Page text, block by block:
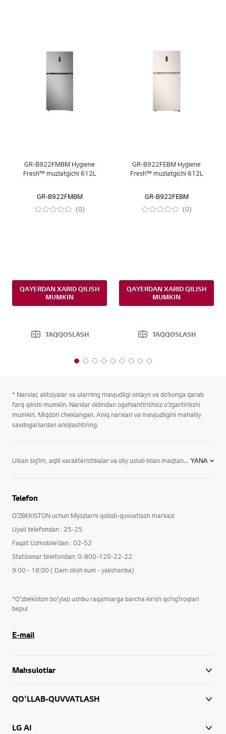
GR-B922FMBM Hygiene
Fresh™ muzlatgichi 612L
GR-B922FMBM
(0)
QAYERDAN XARID QILISH
MUMKIN
TAQQOSLASH
GR-B922FEBM Hygiene
Fresh™ muzlatgichi 612L
GR-B922FEBM
(0)
QAYERDAN XARID QILISH
MUMKIN
TAQQOSLASH
1
9
2
9
3
9
4
9
5
9
6
9
7
9
8
9
9
9
* Narxlar, aktsiyalar va ularning mavjudligi onlayn va doʻkonga qarab
farq qilishi mumkin. Narxlar oldindan ogohlantirishsiz oʻzgartirilishi
mumkin. Miqdori cheklangan. Aniq narxlari va mavjudligini mahalliy
savdogarlardan aniqlashtiring.
Ulkan sigʻim, aqlli xarakteristikalar va oliy uslub bilan maqtana oladigan LG muzlatkichlari eng yangi innovatsion texnologiyalar bilan jihozlangan va turli uslublarda ishlangan, jumladan: Fransuzcha eshikli muzlatkichlar mahsulotlarni sof saqlashning soʻnggi yutuqlari bilan katta sigʻimni uygʻunlashtirgan. LG da har qanday oshxona uchun mos boʻlgan uslub va hajm bor. Side-by-Side muzlatkichlari: Eng mashhur muzlatkichlarimizdan biri boʻlib, LG ning eng yangi sovitish va mahsulotlarni saqlash texnologiyalari bilan jihozlangan, hamda qulayligi va dizayni bilan har qanday oshxonani bezaydi. Qoʻshimchasiga, siz jami mahsulot zaxirangizni bir onda koʻrib turasiz. Muzlatish kamerasi tepada joylashgan muzlatgichlar: Boshidan oyogʻigacha mahsulotlarni saqlaydigan juda koʻp xususiyatlar va zamonaviy ish uslublari bilan maqtana oladi! Siz saqlash uchun keng joyga va qulaylikka ega boʻlasiz, bunga qoʻshimcha tarzda, nafis dizayn oshxonangiz koʻrinishini yanada ochadi. Muzlatish kamerasi pastda joylashgan muzlatgichlar: Ushbu yoʻnalishda muzlatkich nigohingiz darajasida, yaʼni qayerga qarash qulay boʻlsa, oʻsha yerda boʻladi. Door-in-Door® muzlatkichlari: LG ning innovatsiyalari sevimli mahsulotlaringizni bir onda olish imkonini beradi va muzlatkichdagi sovuq havo yoʻqolishini 47% ga kamaytiradi. Eshikda eshik tufayli siz oʻzingiz uchun zarur ichimliklar yoki gazaklarni juda oson va tez olishingiz mumkin. LG da sizning uyingiz va hayotingiz uchun mukammal muzlatkich bor. Bir necha turdagi innovatsion muzlatkichlardan tanlash imkoniyatingiz boʻlsada, siz baribir eng maqbul sovitish tizimi, samaradorlik va ishonch beradigan LG chiziqli kompressori eksluziv texnologiyasi kabi barcha eng yangi texnologiyalarga ega boʻlasiz. Bugunoq oʻz muzlatkichingizni toping va amin boʻling: siz bizning nafis maishiy uskunalar va oshxona maishiy texnikalarimizni, jumladan, innovatsion oshxona jihozlari, mikrotoʻlqinli pechlar va kir yuvish mashinalarimizni oʻtkazib yubormadingizmi? Doim oʻzingiz xohlagan uyga ega boʻlish uchun kerak boʻlgan uslub, energiya tejamkorligi va unumdorlikka ega boʻlasiz. YANA
Telefon
OʻZBEKISTON uchun Mijozlarni qollab-quvvatlash markazi
Uyali telefondan : 25-25
Faqat Uzmobile’dan : 02-52
Statsionar telefondan: 0-800-120-22-22
9:00 - 18:00 ( Dam olish kuni - yakshanba)
*O'zbekiston bo'ylab ushbu raqamlarga barcha kirish qoʻngʻiroqlari
bepul
E-mail
Mahsulotlar
QO'LLAB-QUVVATLASH
LG AI